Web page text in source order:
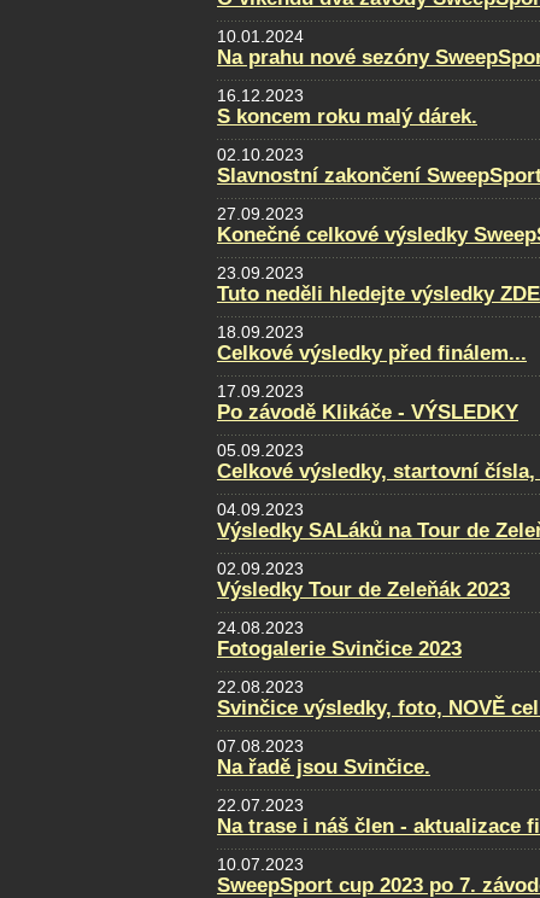
10.01.2024
Na prahu nové sezóny
16.12.2023
S koncem roku malý dárek.
02.10.2023
Slavnostní zakončení
27.09.2023
Konečné celkové výsledky
23.09.2023
Tuto neděli hledejte výsledky
18.09.2023
Celkové výsledky před finálem...
17.09.2023
Po závodě Klikáče - VÝSLEDKY
05.09.2023
Celkové výsledky, startovní
04.09.2023
Výsledky SALáků na Tour de
02.09.2023
Výsledky Tour de Zeleňák 2023
24.08.2023
Fotogalerie Svinčice 2023
22.08.2023
Svinčice výsledky, foto, NOVĚ
07.08.2023
Na řadě jsou Svinčice.
22.07.2023
Na trase i náš člen - aktualizace
10.07.2023
SweepSport cup 2023 po 7.